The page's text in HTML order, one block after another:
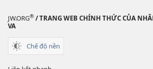
JW.ORG® / TRANG WEB CHÍNH THỨC CỦA
VA
Chế độ nền